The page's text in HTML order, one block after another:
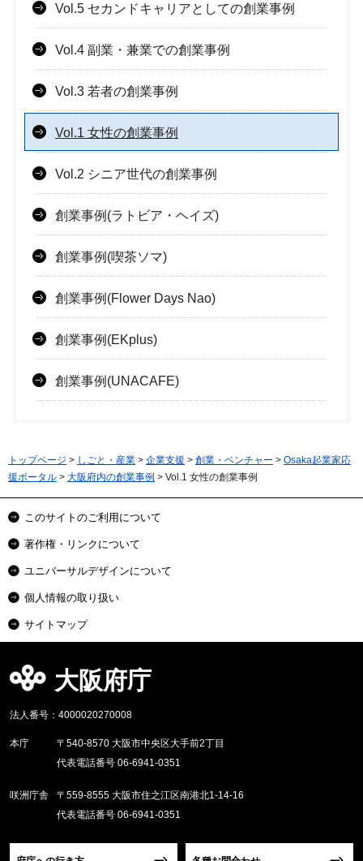
Vol.5 セカンドキャリアとしての創業事例
Vol.4 副業・兼業での創業事例
Vol.3 若者の創業事例
Vol.1 女性の創業事例
Vol.2 シニア世代の創業事例
創業事例(ラトビア・ヘイズ)
創業事例(喫茶ソマ)
創業事例(Flower Days Nao)
創業事例(EKplus)
創業事例(UNACAFE)
トップページ > しごと・産業 > 企業支援 > 創業・ベンチャー > Osaka起業家応
援ポータル > 大阪府内の創業事例 > Vol.1 女性の創業事例
このサイトのご利用について
著作権・リンクについて
ユニバーサルデザインについて
個人情報の取り扱い
サイトマップ
大阪府庁
法人番号：4000020270008
本庁
〒540-8570 大阪市中央区大手前2丁目
代表電話番号 06-6941-0351
咲洲庁舎
〒559-8555 大阪市住之江区南港北1-14-16
代表電話番号 06-6941-0351